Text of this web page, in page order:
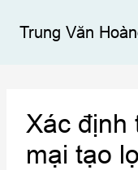
Trung Văn
Xác
mại tạo